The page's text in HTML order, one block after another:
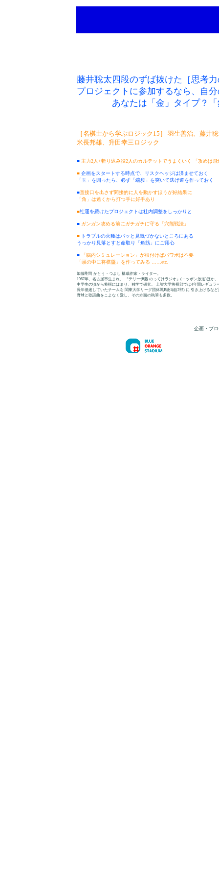
藤井聡太四段のずば抜けた［思考
プロジェクトに参加するなら、自
あなたは「金」タイプ？
［名棋士から学ぶロジック15］ 羽生善治、藤井
米長邦雄、升田幸三ロジック
■ 主力2人+斬り込み役2人のカルテットでうまくいく 「攻めは飛
■ 企画をスタートする時点で、リスクヘッジは済ませておく
「玉」を囲ったら、必ず「端歩」を突いて逃げ道を作っておく
■直接口を出さず間接的に人を動かすほうが好結果に
「角」は遠くから打つ手に好手あり
■社運を懸けたプロジェクトは社内調整をしっかりと
■ ガンガン攻める前にガチガチに守る「穴熊戦法」
■ トラブルの火種はパッと見気づかないところにある
うっかり見落とすと命取り「角筋」にご用心
■
「脳内シミュレーション」が根付けばパワポは不要
「頭の中に将棋盤」を作ってみる ……etc.
加藤剛司 かとう・つよし 構成作家・ライター。
1967年、名古屋市生まれ。 『テリー伊藤 のってけラジオ』(ニッポン放送)ほか
中学生の頃から将棋にはまり、独学で研究。 上智大学将棋部では4年間レギュラ
長年低迷していたチームを 関東大学リーグ団体戦B級1組(2部) に 引き上げるなど
野球と歌謡曲をこよなく愛し、その方面の執筆も多数。
企画・プ